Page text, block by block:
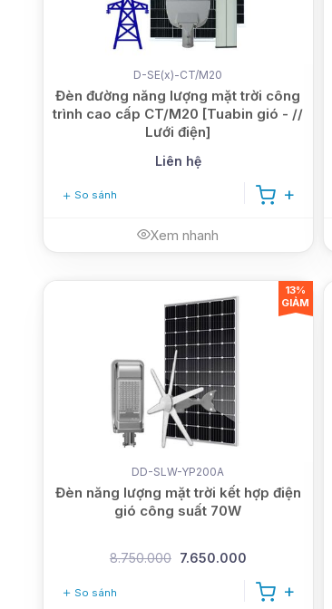
D-SE(x)-CT/M20
Đèn đường năng lượng mặt trời công
trình cao cấp CT/M20 [Tuabin gió - //
Lưới điện]
Liên hệ
So sánh
Xem nhanh
DD-SLW-YP200A
Đèn năng lượng mặt trời kết hợp điện
gió công suất 70W
8.750.000 7.650.000
So sánh
13%
GIẢM